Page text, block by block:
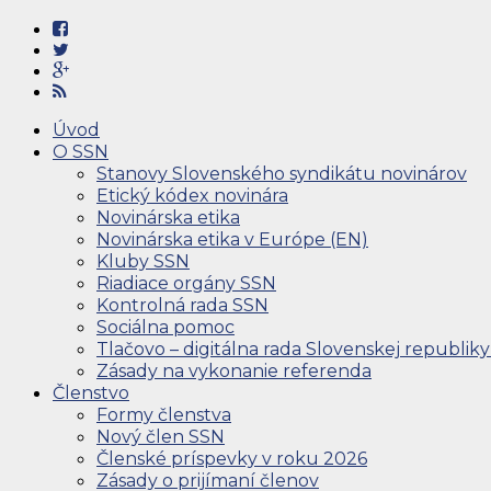
Úvod
O SSN
Stanovy Slovenského syndikátu novinárov
Etický kódex novinára
Novinárska etika
Novinárska etika v Európe (EN)
Kluby SSN
Riadiace orgány SSN
Kontrolná rada SSN
Sociálna pomoc
Tlačovo – digitálna rada Slovenskej republiky
Zásady na vykonanie referenda
Členstvo
Formy členstva
Nový člen SSN
Členské príspevky v roku 2026
Zásady o prijímaní členov